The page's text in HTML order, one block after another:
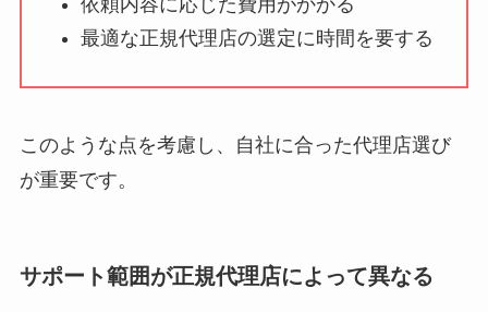
依頼内容に応じた費用がかかる
最適な正規代理店の選定に時間を要する
このような点を考慮し、自社に合った代理店選び
が重要です。
サポート範囲が正規代理店によって異なる